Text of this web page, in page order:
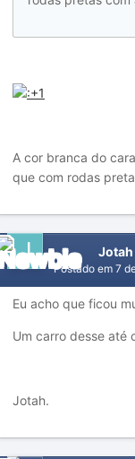
A cor branca do
que com rodas
Jotah
Postado em 7
Eu acho que ficou
Um carro desse até
Jotah.